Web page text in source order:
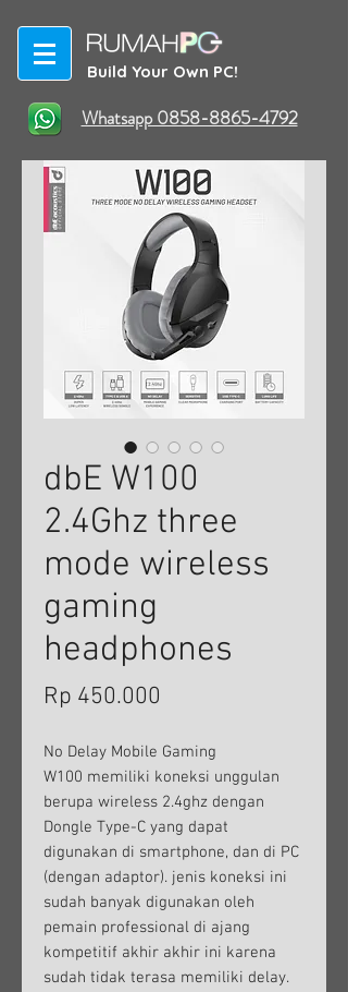
Build Your Own PC!
Whatsapp 0858-8865-4792
dbE W100
2.4Ghz three
mode wireless
gaming
headphones
Rp 450.000
No Delay Mobile Gaming
W100 memiliki koneksi unggulan
berupa wireless 2.4ghz dengan
Dongle Type-C yang dapat
digunakan di smartphone, dan di PC
(dengan adaptor). jenis koneksi ini
sudah banyak digunakan oleh
pemain professional di ajang
kompetitif akhir akhir ini karena
sudah tidak terasa memiliki delay.